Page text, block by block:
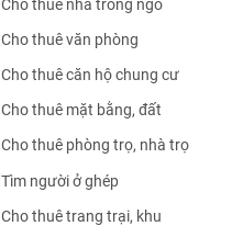
Cho thuê nhà trong ngõ
Cho thuê văn phòng
Cho thuê căn hộ chung cư
Cho thuê mặt bằng, đất
Cho thuê phòng trọ, nhà trọ
Tìm người ở ghép
Cho thuê trang trại, khu